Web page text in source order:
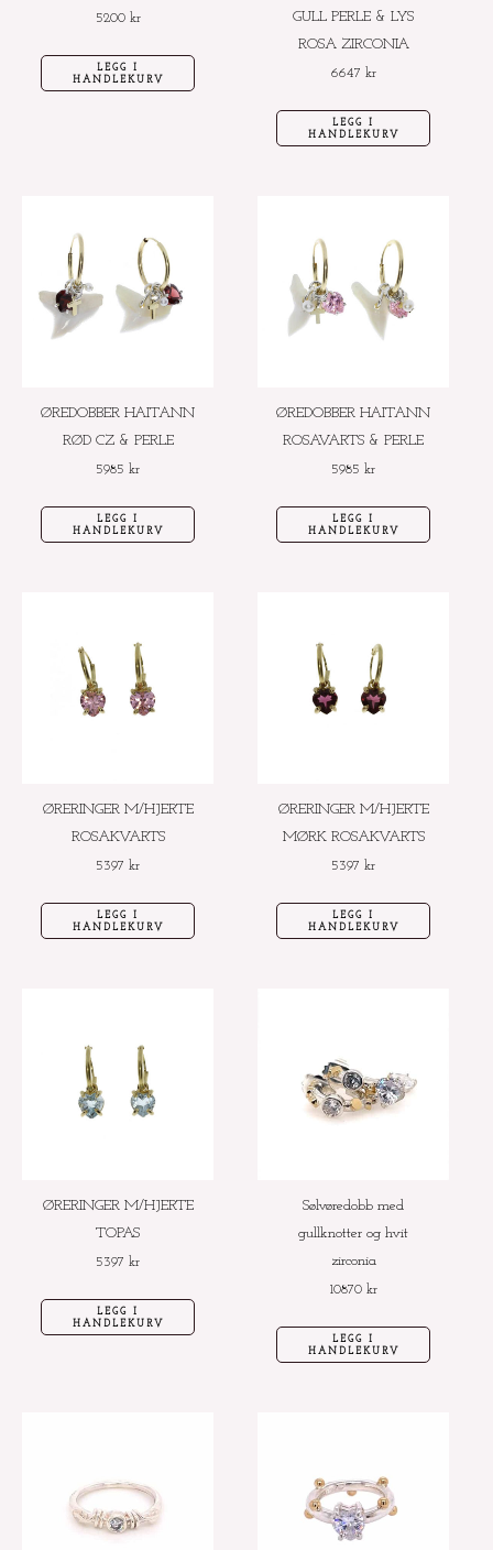
5200 kr
LEGG I
HANDLEKURV
GULL PERLE & LYS
ROSA ZIRCONIA
6647 kr
LEGG I
HANDLEKURV
ØREDOBBER HAITANN
RØD CZ & PERLE
5985 kr
LEGG I
HANDLEKURV
ØREDOBBER HAITANN
ROSAVARTS & PERLE
5985 kr
LEGG I
HANDLEKURV
ØRERINGER M/HJERTE
ROSAKVARTS
5397 kr
LEGG I
HANDLEKURV
ØRERINGER M/HJERTE
MØRK ROSAKVARTS
5397 kr
LEGG I
HANDLEKURV
ØRERINGER M/HJERTE
TOPAS
5397 kr
LEGG I
HANDLEKURV
Sølvøredobb med
gullknotter og hvit
zirconia
10870 kr
LEGG I
HANDLEKURV